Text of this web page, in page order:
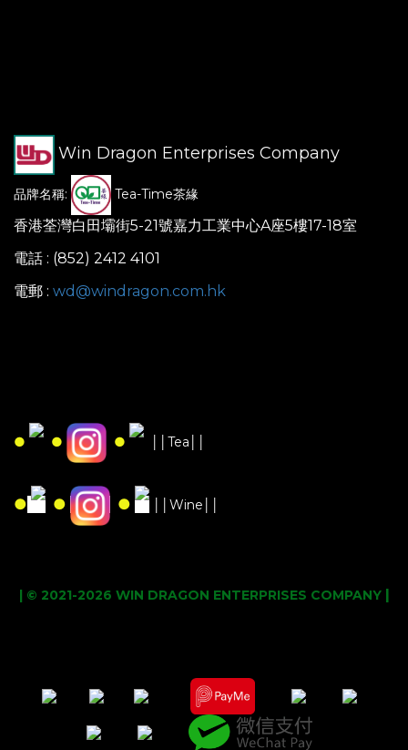
Win Dragon Enterprises Company
品牌名稱: Tea-Time茶緣
香港荃灣白田壩街5-21號嘉力工業中心A座5樓17-18室
電話 : (852) 2412 4101
電郵 : wd@windragon.com.hk
● ● ● ││Tea││
● ● ● ││Wine││
| © 2021-2026 WIN DRAGON ENTERPRISES COMPANY |